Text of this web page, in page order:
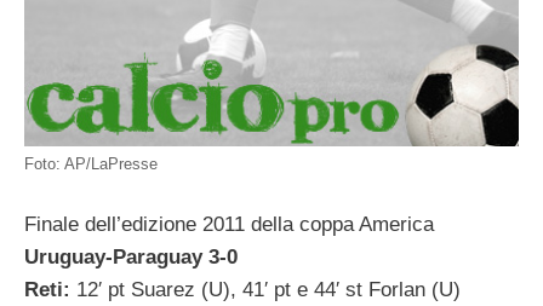
Foto: AP/LaPresse
Finale dell’edizione 2011 della coppa America
Uruguay-Paraguay 3-0
Reti: 12′ pt Suarez (U), 41′ pt e 44′ st Forlan (U)